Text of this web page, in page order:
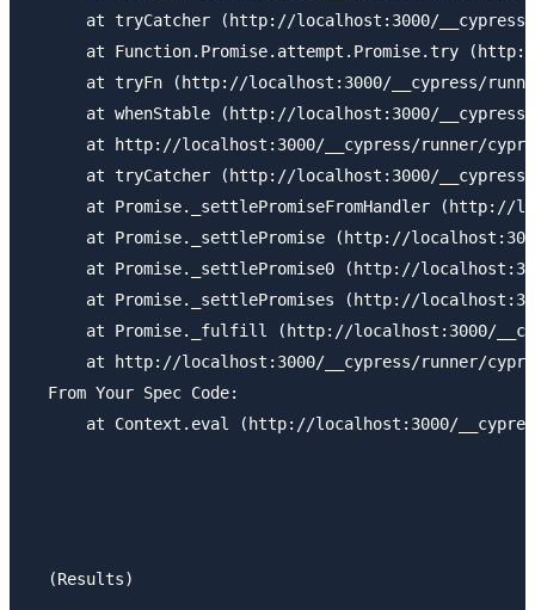
at tryCatcher (http://localhost:3000/
at Function.Promise.attempt.Promise.try
at tryFn (http://localhost:3000/__cypress/
at whenStable (http://localhost:3000/
at http://localhost:3000/__cypress/runner/
at tryCatcher (http://localhost:3000/
at Promise._settlePromiseFromHandler (http://
at Promise._settlePromise (http://
at Promise._settlePromise0 (http://
at Promise._settlePromises (http://
at Promise._fulfill (http://localhost:3000/
at http://localhost:3000/__cypress/runner/
  From Your Spec Code:
at Context.eval (http://localhost:3000/
  (Results)